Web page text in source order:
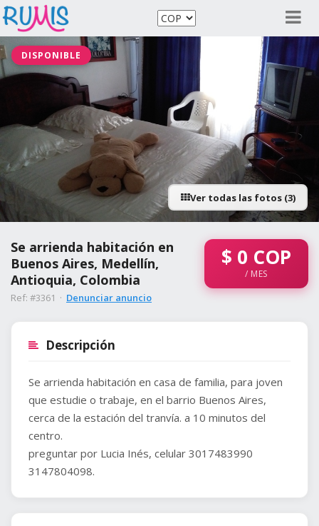
DISPONIBLE
Ver todas las fotos (3)
Se arrienda habitación en
Buenos Aires, Medellín,
Antioquia, Colombia
Ref: #3361 · Denunciar anuncio
$ 0 COP
/ MES
Descripción
Se arrienda habitación en casa de familia, para joven
que estudie o trabaje, en el barrio Buenos Aires,
cerca de la estación del tranvía. a 10 minutos del
centro.
preguntar por Lucia Inés, celular 3017483990
3147804098.